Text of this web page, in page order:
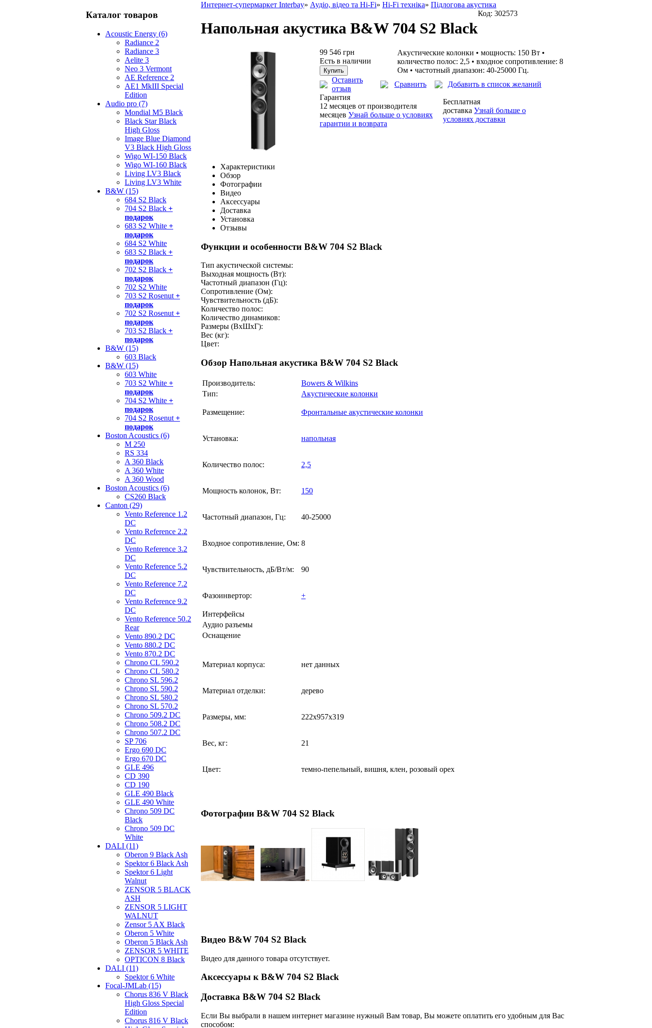
Каталог товаров
Acoustic Energy (6)
Radiance 2
Radiance 3
Aelite 3
Neo 3 Vermont
AE Reference 2
AE1 MkIII Special
Edition
Audio pro (7)
Mondial M5 Black
Black Star Black
High Gloss
Image Blue Diamond
V3 Black High Gloss
Wigo WI-150 Black
Wigo WI-160 Black
Living LV3 Black
Living LV3 White
B&W (15)
684 S2 Black
704 S2 Black +
подарок
683 S2 White +
подарок
684 S2 White
683 S2 Black +
подарок
702 S2 Black +
подарок
702 S2 White
703 S2 Rosenut +
подарок
702 S2 Rosenut +
подарок
703 S2 Black +
подарок
B&W (15)
603 Black
B&W (15)
603 White
703 S2 White +
подарок
704 S2 White +
подарок
704 S2 Rosenut +
подарок
Boston Acoustics (6)
M 250
RS 334
A 360 Black
A 360 White
A 360 Wood
Boston Acoustics (6)
CS260 Black
Canton (29)
Vento Reference 1.2
DC
Vento Reference 2.2
DC
Vento Reference 3.2
DC
Vento Reference 5.2
DC
Vento Reference 7.2
DC
Vento Reference 9.2
DC
Vento Reference 50.2
Rear
Vento 890.2 DС
Vento 880.2 DС
Vento 870.2 DС
Chrono CL 590.2
Chrono CL 580.2
Chrono SL 596.2
Chrono SL 590.2
Chrono SL 580.2
Chrono SL 570.2
Chrono 509.2 DC
Chrono 508.2 DC
Chrono 507.2 DC
SP 706
Ergo 690 DC
Ergo 670 DC
GLE 496
CD 390
CD 190
GLE 490 Black
GLE 490 White
Chrono 509 DC
Black
Chrono 509 DC
White
DALI (11)
Oberon 9 Black Ash
Spektor 6 Black Ash
Spektor 6 Light
Walnut
ZENSOR 5 BLACK
ASH
ZENSOR 5 LIGHT
WALNUT
Zensor 5 AX Black
Oberon 5 White
Oberon 5 Black Ash
ZENSOR 5 WHITE
OPTICON 8 Black
DALI (11)
Spektor 6 White
Focal-JMLab (15)
Chorus 836 V Black
High Gloss Special
Edition
Chorus 816 V Black
Интернет-супермаркет Interbay» Аудіо, відео та Hi-Fi» Hi-Fi техніка» Підлогова акустика
Напольная акустика B&W 704 S2 Black
Код: 302573
99 546 грн
Есть в наличии
Акустические колонки • мощность: 150 Вт •
количество полос: 2,5 • входное сопротивление: 8
Ом • частотный диапазон: 40-25000 Гц.
Оставить
отзыв
Сравнить
Добавить в список желаний
Гарантия
12 месяцев от производителя
месяцев Узнай больше о условиях
гарантии и возврата
Бесплатная
доставка Узнай больше о
условиях доставки
Характеристики
Обзор
Фотографии
Видео
Аксессуары
Доставка
Установка
Отзывы
Функции и особенности B&W 704 S2 Black
Тип акустической системы:
Выходная мощность (Вт):
Частотный диапазон (Гц):
Сопротивление (Ом):
Чувствительность (дБ):
Количество полос:
Количество динамиков:
Размеры (ВхШхГ):
Вес (кг):
Цвет:
Обзор Напольная акустика B&W 704 S2 Black
Производитель:
Bowers & Wilkins
Тип:
Акустические колонки
Размещение: Фронтальные акустические колонки
Установка: напольная
Количество полос: 2,5
Мощность колонок, Вт: 150
Частотный диапазон, Гц: 40-25000
Входное сопротивление, Ом: 8
Чувствительность, дБ/Вт/м: 90
Фазоинвертор: +
Интерфейсы
Аудио разъемы
Оснащение
Материал корпуса: нет данных
Материал отделки: дерево
Размеры, мм: 222x957x319
Вес, кг: 21
Цвет: темно-пепельный, вишня, клен, розовый орех
Фотографии B&W 704 S2 Black
Видео B&W 704 S2 Black
Видео для данного товара отсутствует.
Аксессуары к B&W 704 S2 Black
Доставка B&W 704 S2 Black
Если Вы выбрали в нашем интернет магазине нужный Вам товар, Вы можете оплатить его удобным для Вас
способом: